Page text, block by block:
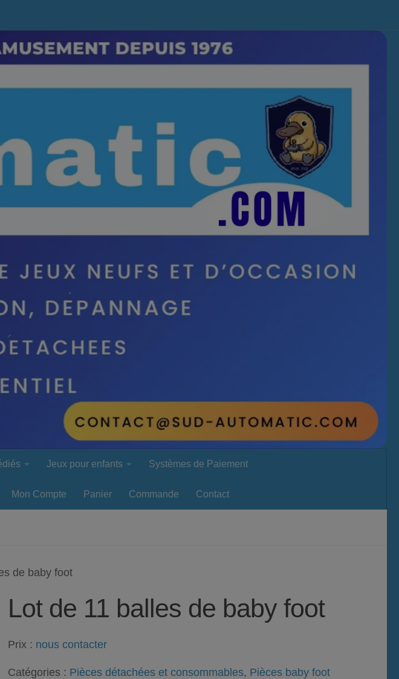
Jeux pour enfants Systèmes de Paiement
Mon Compte Panier Commande Contact
de baby foot
Lot de 11 balles de baby foot
Prix : nous contacter
Catégories : Pièces détachées et consommables, Pièces baby foot